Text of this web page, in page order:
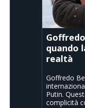
quando
realtà
Goffredo
Putin.
complicità